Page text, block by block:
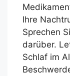
Ihre
Sprechen
darüber.
Schlaf im